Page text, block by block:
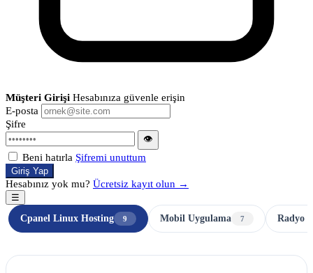
Müşteri Girişi Hesabınıza güvenle erişin
E-posta
Şifre
👁
Beni hatırla Şifremi unuttum
Giriş Yap
Hesabınız yok mu? Ücretsiz kayıt olun →
☰
Cpanel Linux Hosting
9 Mobil Uygulama 7 Radyo